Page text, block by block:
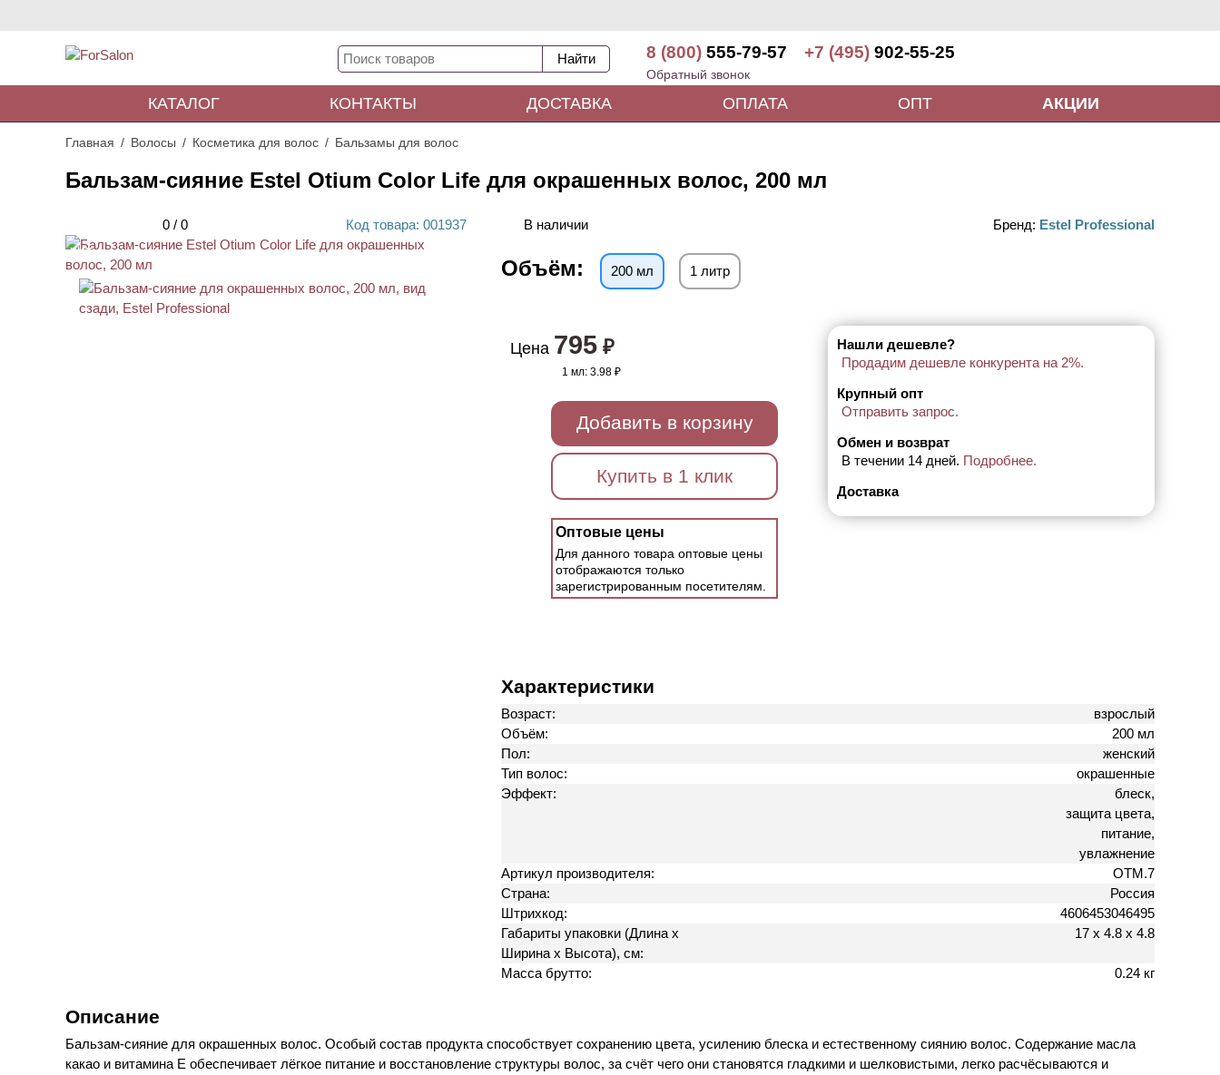
8 (800) 555-79-57 +7 (495) 902-55-25
Обратный звонок
КАТАЛОГ КОНТАКТЫ ДОСТАВКА ОПЛАТА ОПТ АКЦИИ
Главная Волосы Косметика для волос Бальзамы для волос
Бальзам-сияние Estel Otium Color Life для окрашенных волос, 200 мл
0 / 0 Код товара: 001937
ХИТ
В наличии Бренд: Estel Professional
Объём: 200 мл 1 литр
Цена 795 ₽
1 мл: 3.98 ₽
Добавить в корзину
Купить в 1 клик
Оптовые цены
Для данного товара оптовые цены
отображаются только
зарегистрированным посетителям.
Нашли дешевле?
Продадим дешевле конкурента на 2%.
Крупный опт
Отправить запрос.
Обмен и возврат
В течении 14 дней. Подробнее.
Доставка
Характеристики
Возраст:
взрослый
Объём:
200 мл
Пол:
женский
Тип волос:
окрашенные
Эффект:
блеск,
защита цвета,
питание,
увлажнение
Артикул производителя:
OTM.7
Страна:
Россия
Штрихкод:
4606453046495
Габариты упаковки (Длина х
Ширина х Высота), см:
17 х 4.8 х 4.8
Масса брутто: 0.24 кг
Описание
Бальзам-сияние для окрашенных волос. Особый состав продукта способствует сохранению цвета, усилению блеска и естественному сиянию волос. Содержание масла
какао и витамина E обеспечивает лёгкое питание и восстановление структуры волос, за счёт чего они становятся гладкими и шелковистыми, легко расчёсываются и